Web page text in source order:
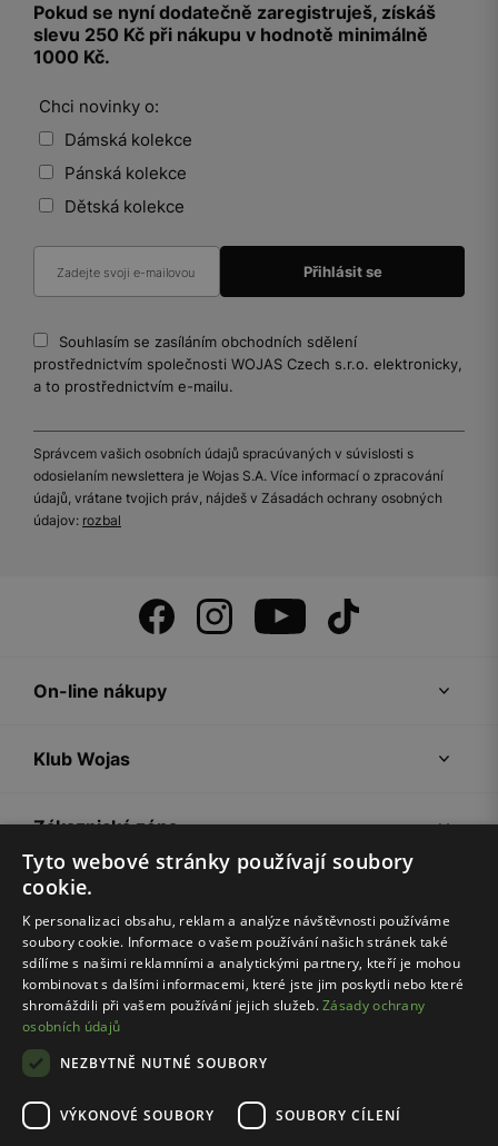
Pokud se nyní dodatečně zaregistruješ, získáš
slevu 250 Kč při nákupu v hodnotě minimálně
1000 Kč.
Chci novinky o:
Dámská kolekce
Pánská kolekce
Dětská kolekce
Souhlasím se zasíláním obchodních sdělení
prostřednictvím společnosti WOJAS Czech s.r.o. elektronicky,
a to prostřednictvím e-mailu.
Správcem vašich osobních údajů spracúvaných v súvislosti s
odosielaním newslettera je Wojas S.A. Více informací o zpracování
údajů, vrátane tvojich práv, nájdeš v Zásadách ochrany osobných
údajov: rozbal
On-line nákupy
Klub Wojas
Zákaznická zóna
Společnost Wojas
Rady
Tyto webové stránky používají soubory
cookie.
K personalizaci obsahu, reklam a analýze návštěvnosti používáme
soubory cookie. Informace o vašem používání našich stránek také
sdílíme s našimi reklamními a analytickými partnery, kteří je mohou
kombinovat s dalšími informacemi, které jste jim poskytli nebo které
shromáždili při vašem používání jejich služeb.Zásady ochrany
osobních údajů
NEZBYTNĚ NUTNÉ SOUBORY
VÝKONOVÉ SOUBORY SOUBORY CÍLENÍ